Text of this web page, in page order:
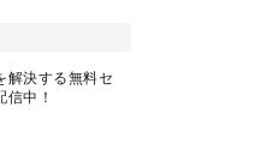
解決する無料セ
信中！